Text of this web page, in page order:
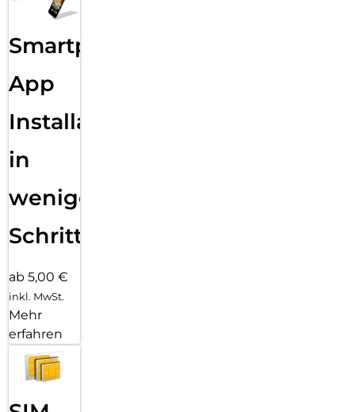
Smartphone
App
Installation
in
wenigen
Schritten
ab 5,00 €
inkl. MwSt.
Mehr
erfahren